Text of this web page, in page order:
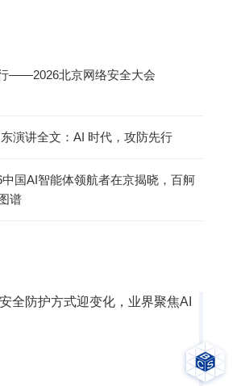
——2026北京网络安全大会
演讲全文：AI 时代，攻防先行
中国AI智能体领航者在京揭晓，百舸
谱